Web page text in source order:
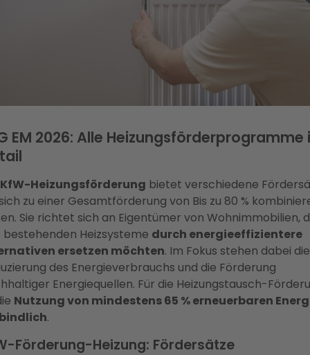
EM 2026: Alle Heizungsförderprogramme
KfW-Heizungsförderung bietet verschiedene
zu einer Gesamtförderung von Bis zu 80 %
Sie richtet sich an Eigentümer von Wohnimmobilien,
bestehenden Heizsysteme durch energieeffizientere
ersetzen möchten. Im Fokus stehen dabei die
des Energieverbrauchs und die Förderung
Energiequellen. Für die Heizungstausch-
Nutzung von mindestens 65 % erneuerbaren
.
Förderung-Heizung: Fördersätze